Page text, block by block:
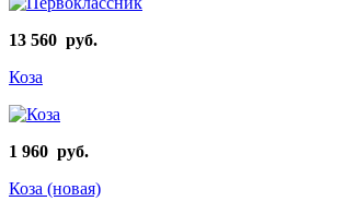
13 560 руб.
Коза
1 960 руб.
Коза (новая)